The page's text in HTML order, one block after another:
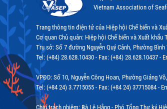
Vietnam Association of
Trang thông tin điện tử của Hiệp hội Chế biến và
Cơ quan Chủ quản: Hiệp hội Chế biến và Xuất khẩu
Trụ sở: Số 7 đường Nguyễn Quý Cảnh, Phường
Tel: (+84) 28.628.10430 - Fax: (+84) 28.628.10437 -
VPĐD: Số 10, Nguyễn Công Hoan, Phường Giảng
Tel: (+84 24) 3.7715055 - Fax: (+84 24) 37715084 -
Chịu trách nhiệm: Bà Lê Hằng - Phó Tổng Thư ký